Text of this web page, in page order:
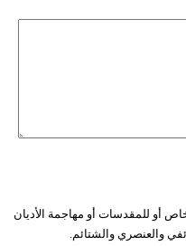
أو للمقدسات أو مهاجمة الأديان
والعنصري والشتائم.